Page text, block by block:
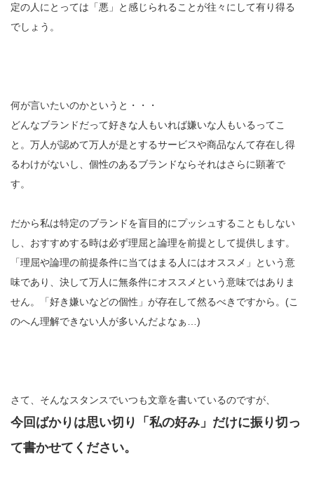
定の人にとっては「悪」と感じられることが往々にして有り得る
でしょう。
何が言いたいのかというと・・・
どんなブランドだって好きな人もいれば嫌いな人もいるってこ
と。万人が認めて万人が是とするサービスや商品なんて存在し得
るわけがないし、個性のあるブランドならそれはさらに顕著で
す。
だから私は特定のブランドを盲目的にプッシュすることもしない
し、おすすめする時は必ず理屈と論理を前提として提供します。
「理屈や論理の前提条件に当てはまる人にはオススメ」という意
味であり、決して万人に無条件にオススメという意味ではありま
せん。「好き嫌いなどの個性」が存在して然るべきですから。(こ
のへん理解できない人が多いんだよなぁ…)
さて、そんなスタンスでいつも文章を書いているのですが、
今回ばかりは思い切り「私の好み」だけに振り切っ
て書かせてください。